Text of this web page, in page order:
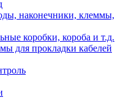
наконечники, клеммы,
коробки, короба и т.д.
для прокладки кабелей